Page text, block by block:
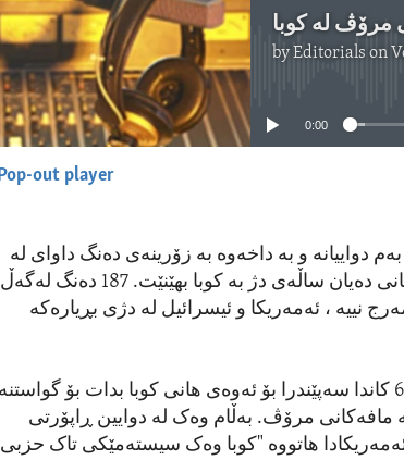
byEditorials on
No media source
0:00
out player
دواییانە و بە داخەوە بە زۆرینەی دەنگ داوای لە
ئەمەریکا کرد کۆتایی بە گەمارۆی بازرگانی دەیان ساڵەی دژ بە کوبا بهێنێت. 187 دەنگ لەگەڵ
نییە ، ئەمەریکا و ئیسرائیل لە دژی بڕیارەکە
ئەم گەمارۆیە بۆ یەکەمجار لە ساڵانی 60 کاندا سەپێندرا بۆ ئەوەی هانی کوبا بدات بۆ
مرۆڤ. بەڵام وەک لە دوایین ڕاپۆرتی
هاتووە "کوبا وەک سیستەمێکی تاک حزبی